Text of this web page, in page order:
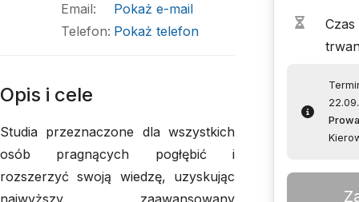
Czas
Email:
Pokaż e-mail
Telefon: Pokaż telefon
Opis i cele
Studia przeznaczone dla wszystkich
osób pragnących pogłębić i
rozszerzyć swoją wiedzę, uzyskując
najwyższy zaawansowany